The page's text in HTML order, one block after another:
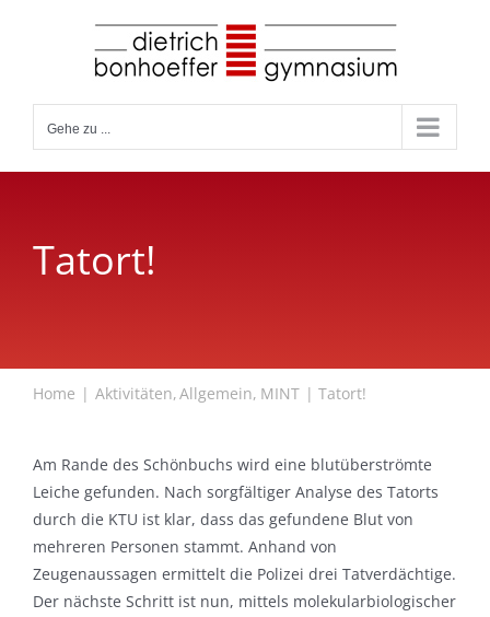
Gehe zu ...
Tatort!
Home Aktivitäten Allgemein MINT Tatort!
Am Rande des Schönbuchs wird eine blutüberströmte
Leiche gefunden. Nach sorgfältiger Analyse des Tatorts
durch die KTU ist klar, dass das gefundene Blut von
mehreren Personen stammt. Anhand von
Zeugenaussagen ermittelt die Polizei drei Tatverdächtige.
Der nächste Schritt ist nun, mittels molekularbiologischer